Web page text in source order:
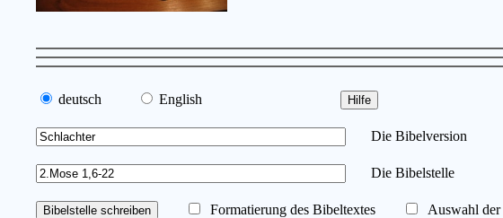
deutsch English
Die Bibelversion
Die Bibelstelle
Formatierung des Bibeltextes Auswahl